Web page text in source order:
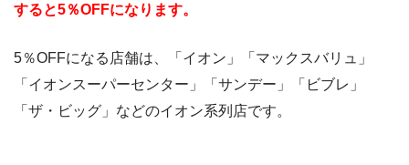
すると5％OFFになります。
5％OFFになる店舗は、「イオン」「マックスバリュ」
「イオンスーパーセンター」「サンデー」「ビブレ」
「ザ・ビッグ」などのイオン系列店です。